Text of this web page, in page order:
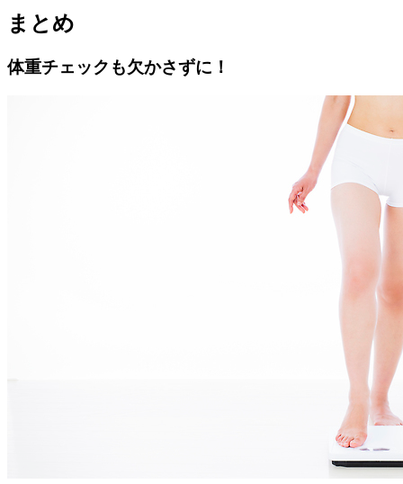
まとめ
体重チェックも欠かさずに！